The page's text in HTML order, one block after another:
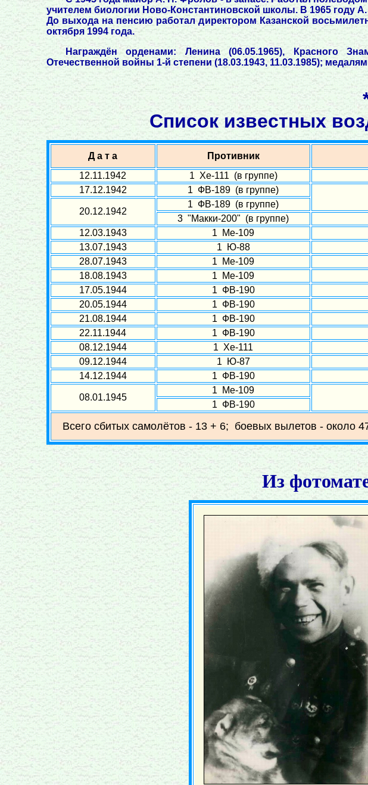
учителем биологии Ново-Константиновской школы. В 1965 году
До выхода на пенсию работал директором Казанской
октября 1994 года.
Награждён орденами: Ленина (06.05.1965), Красного
Отечественной войны 1-й степени (18.03.1943, 11.03.1985);
Список известных
Д а т а Противник
12.11.1942
1 Хе-111 (в группе)
17.12.1942 1 ФВ-189 (в группе)
20.12.1942
1 ФВ-189 (в группе)
3 "Макки-200" (в группе)
12.03.1943
1 Ме-109
13.07.1943
1 Ю-88
28.07.1943 1 Ме-109
18.08.1943
1 Ме-109
17.05.1944
1 ФВ-190
20.05.1944 1 ФВ-190
21.08.1944
1 ФВ-190
22.11.1944
1 ФВ-190
08.12.1944
1 Хе-111
09.12.1944
1 Ю-87
14.12.1944
1 ФВ-190
08.01.1945
1 Ме-109
1 ФВ-190
Всего сбитых самолётов - 13 + 6; боевых вылетов - около
Из